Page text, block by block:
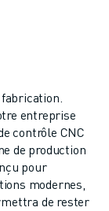
entreprise
contrôle CNC
de production
pour
modernes,
de rester